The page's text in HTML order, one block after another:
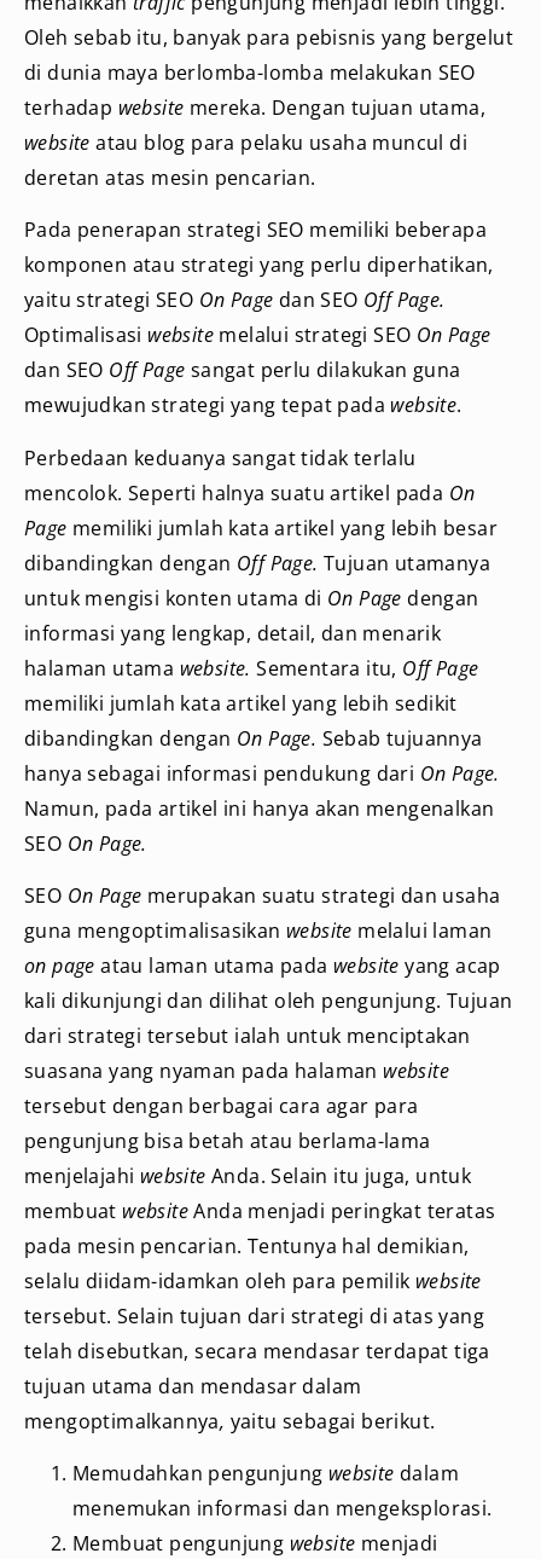
Oleh sebab itu, banyak para pebisnis yang bergelut
di dunia maya berlomba-lomba melakukan SEO
terhadap website mereka. Dengan tujuan utama,
websiteatau blog para pelaku usaha muncul di
deretan atas mesin pencarian.
Pada penerapan strategi SEO memiliki beberapa
komponen atau strategi yang perlu diperhatikan,
yaitu strategi SEO On Page dan SEO Off Page.
Optimalisasi website melalui strategi SEO On Page
dan SEO Off Page sangat perlu dilakukan guna
mewujudkan strategi yang tepat pada website.
Perbedaan keduanya sangat tidak terlalu
mencolok. Seperti halnya suatu artikel pada On
Page memiliki jumlah kata artikel yang lebih besar
dibandingkan dengan Off Page. Tujuan utamanya
untuk mengisi konten utama di On Pagedengan
informasi yang lengkap, detail, dan menarik
halaman utama website.Sementara itu, Off Page
memiliki jumlah kata artikel yang lebih sedikit
dibandingkan dengan On Page. Sebab tujuannya
hanya sebagai informasi pendukung dari On Page.
Namun, pada artikel ini hanya akan mengenalkan
SEO On Page.
SEO On Page merupakan suatu strategi dan usaha
guna mengoptimalisasikan website melalui laman
on pageatau laman utama pada websiteyang acap
kali dikunjungi dan dilihat oleh pengunjung. Tujuan
dari strategi tersebut ialah untuk menciptakan
suasana yang nyaman pada halaman website
tersebut dengan berbagai cara agar para
pengunjung bisa betah atau berlama-lama
menjelajahi websiteAnda. Selain itu juga, untuk
membuat websiteAnda menjadi peringkat teratas
pada mesin pencarian. Tentunya hal demikian,
selalu diidam-idamkan oleh para pemilik website
tersebut. Selain tujuan dari strategi di atas yang
telah disebutkan, secara mendasar terdapat tiga
tujuan utama dan mendasar dalam
mengoptimalkannya, yaitu sebagai berikut.
Memudahkan pengunjung websitedalam
menemukan informasi dan mengeksplorasi.
Membuat pengunjung website menjadi